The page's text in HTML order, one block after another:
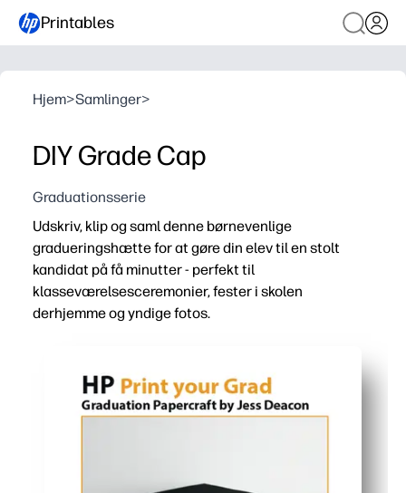
Printables
Hjem>Samlinger>
DIY Grade Cap
Graduationsserie
Udskriv, klip og saml denne børnevenlige
gradueringshætte for at gøre din elev til en stolt
kandidat på få minutter - perfekt til
klasseværelsesceremonier, fester i skolen
derhjemme og yndige fotos.
Sjovt, praktisk projekt, der bygger finmotoriske
Justerbar pasform og robust design til forskellige